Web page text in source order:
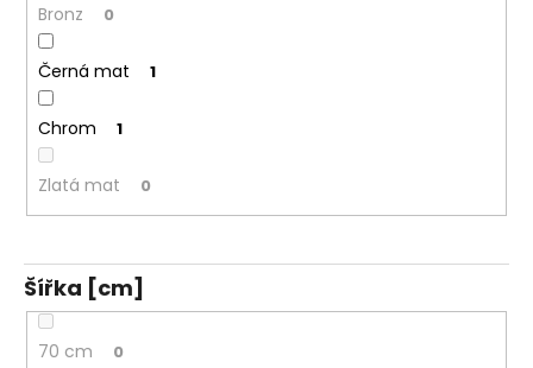
Bronz 0
Černá mat 1
Chrom 1
Zlatá mat 0
Šířka [cm]
70 cm 0